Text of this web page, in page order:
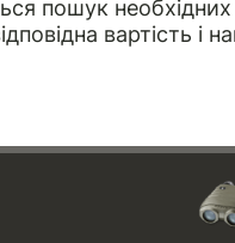
пошук
вартість і